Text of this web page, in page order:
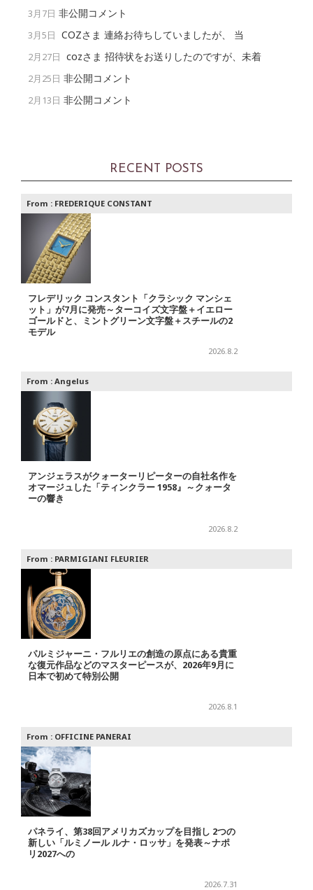
3月7日 非公開コメント
3月5日 COZさま 連絡お待ちしていましたが、 当
2月27日 cozさま 招待状をお送りしたのですが、未着
2月25日 非公開コメント
2月13日 非公開コメント
RECENT POSTS
From : FREDERIQUE CONSTANT
フレデリック コンスタント「クラシック マンシェ
ット」が7月に発売～ターコイズ文字盤＋イエロー
ゴールドと、ミントグリーン文字盤＋スチールの2
モデル
2026.8.2
From : Angelus
アンジェラスがクォーターリピーターの自社名作を
オマージュした「ティンクラー 1958』～クォータ
ーの響き
2026.8.2
From : PARMIGIANI FLEURIER
パルミジャーニ・フルリエの創造の原点にある貴重
な復元作品などのマスターピースが、2026年9月に
日本で初めて特別公開
2026.8.1
From : OFFICINE PANERAI
パネライ、第38回アメリカズカップを目指し 2つの
新しい「ルミノール ルナ・ロッサ」を発表～ナポ
リ2027への
2026.7.31